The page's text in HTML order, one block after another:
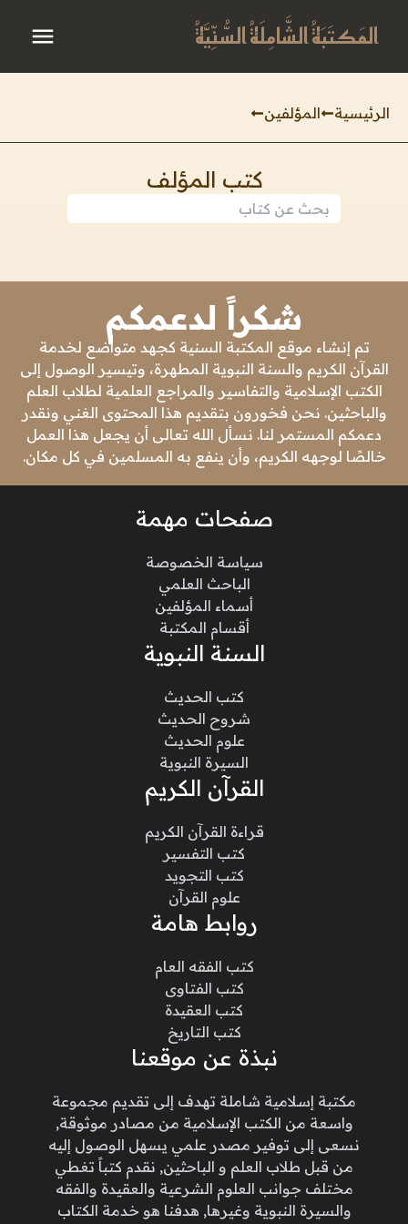
المَكتَبَةُ الشَّامِلَةُ السُّنِّيَّةُ
الرئيسية المؤلفين
كتب المؤلف
شكراً لدعمكم
تم إنشاء موقع المكتبة السنية كجهد متواضع لخدمة
القرآن الكريم والسنة النبوية المطهرة، وتيسير الوصول إلى
الكتب الإسلامية والتفاسير والمراجع العلمية لطلاب العلم
والباحثين. نحن فخورون بتقديم هذا المحتوى الغني ونقدر
دعمكم المستمر لنا. نسأل الله تعالى أن يجعل هذا العمل
خالصًا لوجهه الكريم، وأن ينفع به المسلمين في كل مكان.
صفحات مهمة
سياسة الخصوصة
الباحث العلمي
أسماء المؤلفين
أقسام المكتبة
السنة النبوية
كتب الحديث
شروح الحديث
علوم الحديث
السيرة النبوية
القرآن الكريم
قراءة القرآن الكريم
كتب التفسير
كتب التجويد
علوم القرآن
روابط هامة
كتب الفقه العام
كتب الفتاوى
كتب العقيدة
كتب التاريخ
نبذة عن موقعنا
مكتبة إسلامية شاملة تهدف إلى تقديم مجموعة
واسعة من الكتب الإسلامية من مصادر موثوقة,
نسعى إلى توفير مصدر علمي يسهل الوصول إليه
من قبل طلاب العلم و الباحثين, نقدم كتباً تغطي
مختلف جوانب العلوم الشرعية والعقيدة والفقه
والسيرة النبوية وغيرها, هدفنا هو خدمة الكتاب